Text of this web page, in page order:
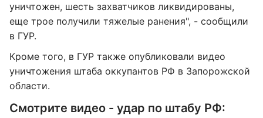
уничтожен, шесть захватчиков ликвидированы,
еще трое получили тяжелые ранения", - сообщили
в ГУР.
Кроме того, в ГУР также опубликовали видео
уничтожения штаба оккупантов РФ в Запорожской
области.
Смотрите видео - удар по штабу РФ: